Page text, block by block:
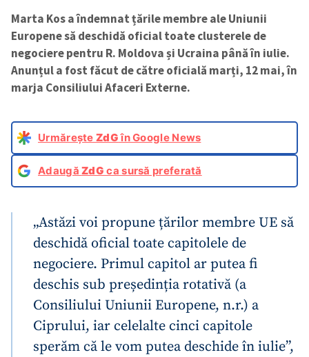
Marta Kos a îndemnat țările membre ale Uniunii
Europene să deschidă oficial toate clusterele de
negociere pentru R. Moldova și Ucraina până în iulie.
Anunțul a fost făcut de către oficială marți, 12 mai, în
marja Consiliului Afaceri Externe.
Urmărește ZdGîn Google News
AdaugăZdG ca sursă preferată
„Astăzi voi propune țărilor membre UE să
deschidă oficial toate capitolele de
negociere. Primul capitol ar putea fi
deschis sub președinția rotativă (a
Consiliului Uniunii Europene, n.r.) a
Ciprului, iar celelalte cinci capitole
sperăm că le vom putea deschide în iulie”,